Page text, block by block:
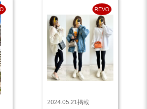
REVO
2024.05.21掲載